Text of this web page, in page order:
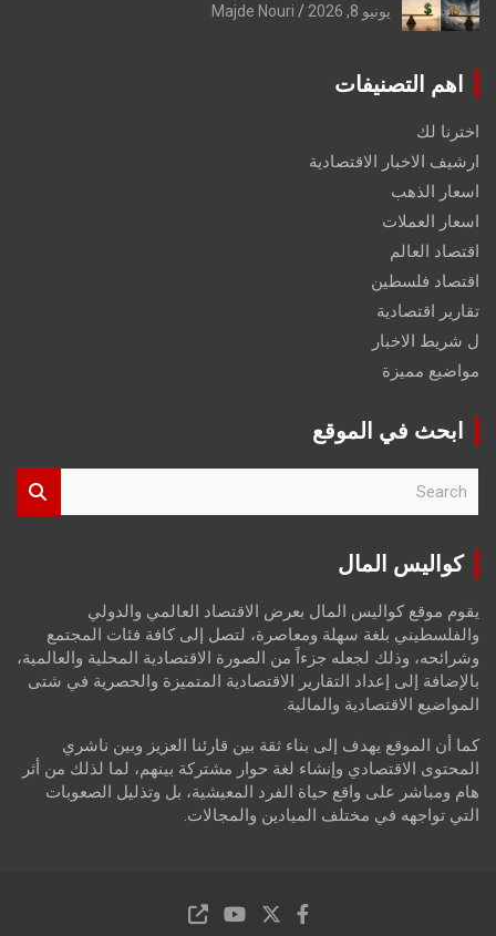
يونيو 8, 2026 Majde Nouri
اهم التصنيفات
اخترنا لك
ارشيف الاخبار الاقتصادية
اسعار الذهب
اسعار العملات
اقتصاد العالم
اقتصاد فلسطين
تقارير اقتصادية
ل شريط الاخبار
مواضيع مميزة
ابحث في الموقع
r
كواليس المال
يقوم موقع كواليس المال بعرض الاقتصاد العالمي والدولي
والفلسطيني بلغة سهلة ومعاصرة، لتصل إلى كافة فئات المجتمع
وشرائحه، وذلك لجعله جزءاً من الصورة الاقتصادية المحلية والعالمية،
بالإضافة إلى إعداد التقارير الاقتصادية المتميزة والحصرية في شتى
المواضيع الاقتصادية والمالية.
كما أن الموقع يهدف إلى بناء ثقة بين قارئنا العزيز وبين ناشري
المحتوى الاقتصادي وإنشاء لغة حوار مشتركة بينهم، لما لذلك من أثر
هام ومباشر على واقع حياة الفرد المعيشية، بل وتذليل الصعوبات
التي تواجهه في مختلف الميادين والمجالات.